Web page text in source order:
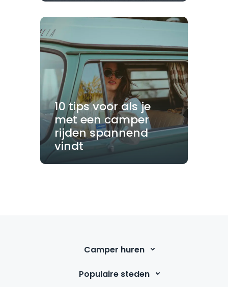
10 tips voor als je
met een camper
rijden spannend
vindt
Camper huren
Populaire steden